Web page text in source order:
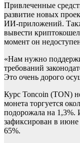
Привлеченные
развитие новых
ИИ-приложений.
вывести
момент он
«Нам нужно
требований
Это очень дорого
Курс Toncoin (TON)
монета торгуется
подорожала на 1,3%.
зафиксирован в
65%.